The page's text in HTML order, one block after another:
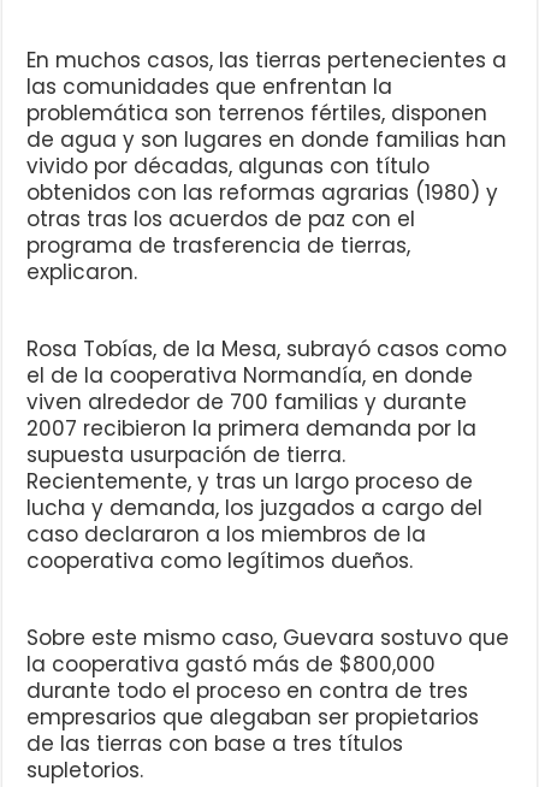
En muchos casos, las tierras pertenecientes a
las comunidades que enfrentan la
problemática son terrenos fértiles, disponen
de agua y son lugares en donde familias han
vivido por décadas, algunas con título
obtenidos con las reformas agrarias (1980) y
otras tras los acuerdos de paz con el
programa de trasferencia de tierras,
explicaron.
Rosa Tobías, de la Mesa, subrayó casos como
el de la cooperativa Normandía, en donde
viven alrededor de 700 familias y durante
2007 recibieron la primera demanda por la
supuesta usurpación de tierra.
Recientemente, y tras un largo proceso de
lucha y demanda, los juzgados a cargo del
caso declararon a los miembros de la
cooperativa como legítimos dueños.
Sobre este mismo caso, Guevara sostuvo que
la cooperativa gastó más de $800,000
durante todo el proceso en contra de tres
empresarios que alegaban ser propietarios
de las tierras con base a tres títulos
supletorios.